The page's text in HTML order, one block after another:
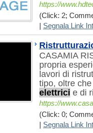
https://
(Click: 2;
Segnala Link
CASAMIA
propria
lavori di
tipo, oltre
elettrici e di
https://
(Click: 0;
Segnala Link